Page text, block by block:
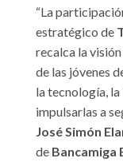
“La
estratégico de
recalca la
de las jóvenes
la tecnología,
impulsarlas a
José Simón
de Bancamiga